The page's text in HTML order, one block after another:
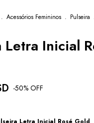
. Acessórios Femininos . Pulseira
Letra Inicial
-50% OFF